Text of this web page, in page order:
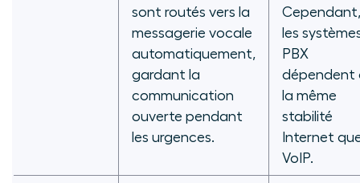
sont routés vers la
messagerie vocale
automatiquement,
gardant la
communication
ouverte pendant
les urgences.
Cependant,
les
PBX
dépendent
la même
stabilité
Internet
VoIP.